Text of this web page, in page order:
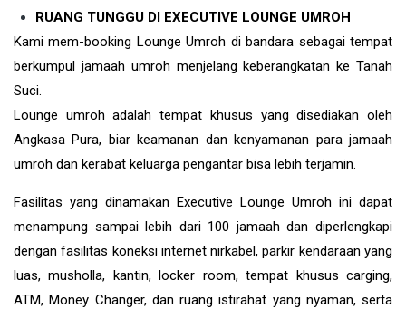
RUANG TUNGGU DI EXECUTIVE LOUNGE UMROH
Kami mem-booking Lounge Umroh di bandara sebagai tempat
berkumpul jamaah umroh menjelang keberangkatan ke Tanah
Suci.
Lounge umroh adalah tempat khusus yang disediakan oleh
Angkasa Pura, biar keamanan dan kenyamanan para jamaah
umroh dan kerabat keluarga pengantar bisa lebih terjamin.
Fasilitas yang dinamakan Executive Lounge Umroh ini dapat
menampung sampai lebih dari 100 jamaah dan diperlengkapi
dengan fasilitas koneksi internet nirkabel, parkir kendaraan yang
luas, musholla, kantin, locker room, tempat khusus carging,
ATM, Money Changer, dan ruang istirahat yang nyaman, serta